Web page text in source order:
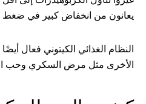
يعانون من انخفاض كبير في ضغط
النظام الغذائي الكيتوني فعال
الأخرى مثل مرض السكري وحب